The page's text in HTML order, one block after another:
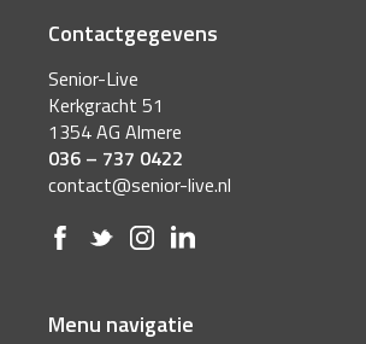
Contactgegevens
Senior-Live
Kerkgracht 51
1354 AG Almere
036 – 737 0422
contact@senior-live.nl
Menu navigatie